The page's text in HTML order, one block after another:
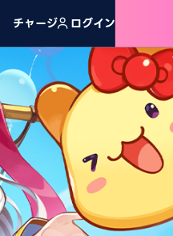
チャージ ログイン